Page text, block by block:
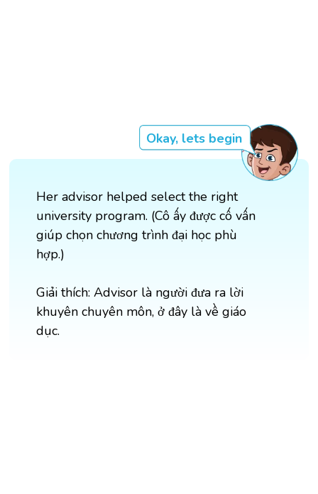
Okay, lets begin
Her advisor helped select the right
university program. (Cô ấy được cố vấn
giúp chọn chương trình đại học phù
hợp.)
Giải thích: Advisor là người đưa ra lời
khuyên chuyên môn, ở đây là về giáo
dục.